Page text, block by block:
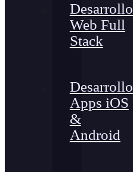
Desarrollo
Web Full
Stack
Desarrollo
Apps iOS
&
Android